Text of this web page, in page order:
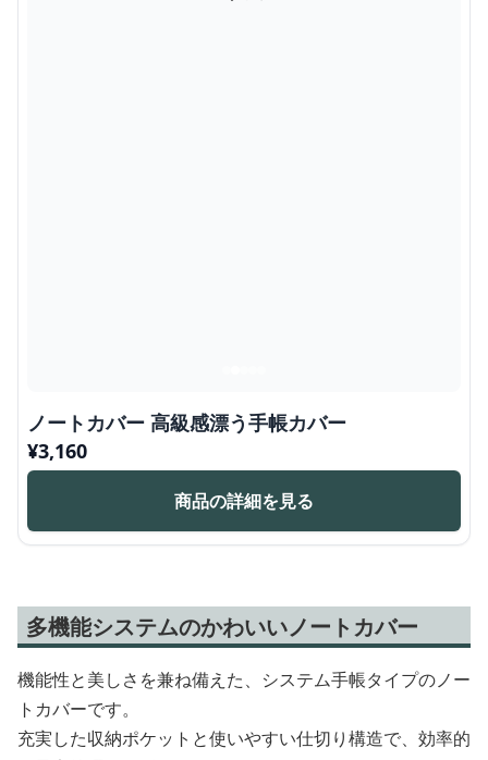
ノートカバー 高級感漂う手帳カバー
¥3,160
商品の詳細を見る
多機能システムのかわいいノートカバー
機能性と美しさを兼ね備えた、システム手帳タイプのノー
トカバーです。
充実した収納ポケットと使いやすい仕切り構造で、効率的